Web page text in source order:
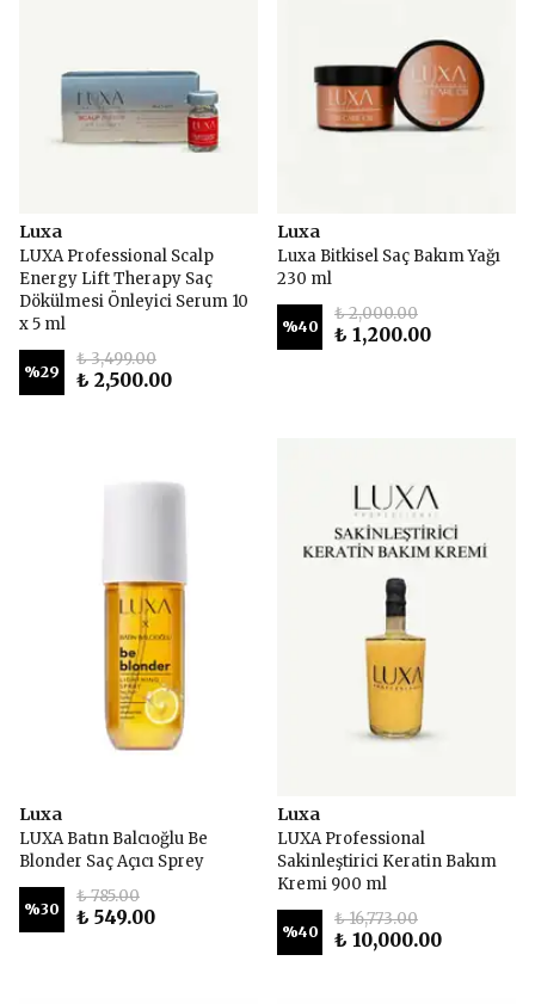
Luxa
LUXA Professional Scalp
Energy Lift Therapy Saç
Dökülmesi Önleyici Serum 10
x 5 ml
%29
₺ 3,499.00
₺ 2,500.00
Luxa
Luxa Bitkisel Saç Bakım Yağı
230 ml
%40
₺ 2,000.00
₺ 1,200.00
Luxa
LUXA Batın Balcıoğlu Be
Blonder Saç Açıcı Sprey
%30
₺ 785.00
₺ 549.00
Luxa
LUXA Professional
Sakinleştirici Keratin Bakım
Kremi 900 ml
%40
₺ 16,773.00
₺ 10,000.00